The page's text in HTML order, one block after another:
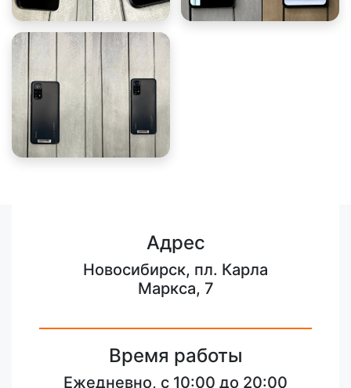
Адрес
Новосибирск, пл. Карла
Маркса, 7
Время работы
Ежедневно, с 10:00 до 20:00